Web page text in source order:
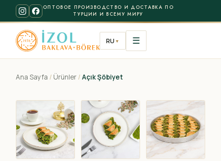
ОПТОВОЕ ПРОИЗВОДСТВО И ДОСТАВКА ПО
ТУРЦИИ И ВСЕМУ МИРУ
RU ▼ ☰
Ana Sayfa / Ürünler /Açık Şöbiyet